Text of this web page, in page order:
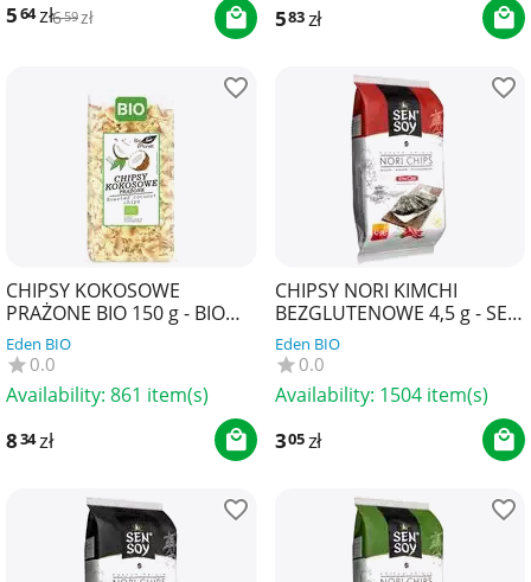
564zł659zł 583zł
CHIPSY KOKOSOWE
PRAŻONE BIO 150 g - BIO
PLANET
Eden BIO
0.0
Availability: 861 item(s)
834zł
CHIPSY NORI KIMCHI
BEZGLUTENOWE 4,5 g - SEN
SOY
Eden BIO
0.0
Availability: 1504 item(s)
305zł